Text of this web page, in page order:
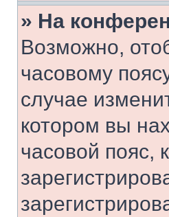
» На
Возможно,
часовому
случае
котором вы
часовой пояс,